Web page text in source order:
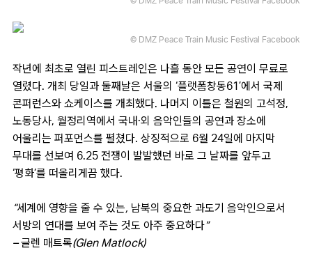
© DMZ Peace Train Music Festival Facebook
작년에 최초로 열린 피스트레인은 나흘 동안 모든 공연이 무료로
열렸다. 개최 당일과 둘째날은 서울의 ‘플랫폼창동61’에서 국제
콘퍼런스와 쇼케이스를 개최했다. 나머지 이틀은 철원의 고석정,
노동당사, 월정리역에서 국내·외 음악인들의 공연과 장소에
어울리는 퍼포먼스를 펼쳤다. 상징적으로 6월 24일에 마지막
무대를 선보여 6.25 전쟁이 발발했던 바로 그 날짜를 앞두고
‘평화’를 떠올리게끔 했다.
“세계에 영향을 줄 수 있는, 남북의 중요한 과도기 음악인으로서
서방의 연대를 보여 주는 것도 아주 중요하다”
– 글렌 매트록(Glen Matlock)